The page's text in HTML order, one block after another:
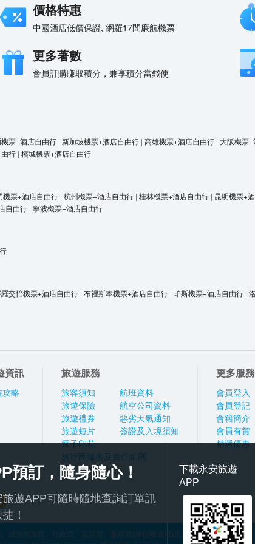
價格特惠
中國酒店低價保證, 網羅17間廉航機票
更多著數
會員訂購賺取積分，兼享積分當錢使
票+酒店自由行 | 新加坡機票+酒店自由行 | 高雄機票+酒店自由行 | 大阪機票
行 | 檳城機票+酒店自由行
機票+酒店自由行 | 杭州機票+酒店自由行 | 桂林機票+酒店自由行 | 昆明機票+
自由行 | 寧波機票+酒店自由行
交怡機票+酒店自由行 | 布裡斯本機票+酒店自由行 | 珀斯機票+酒店自由行 |
資訊
攻略
旅遊服務
旅客須知
旅遊保險
旅遊禮券
旅遊短片
電子印花
航班資料
航空公司資料
惡劣天氣通知
簽證及入境須知
旅行團報名及責任細則
更多服
會員登入
會員登記
會籍簡介
會員有賞
精選優惠
燃油附加費、行政費、簽証費、服務費(旅行團適用)及其他應繳費用
預訂，隨身隨心！
遊APP可隨時隨地查詢訂單訊
！
下載永安旅遊
APP